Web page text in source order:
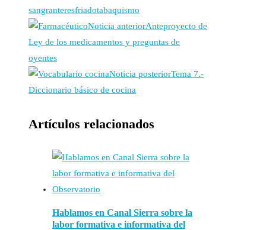
sangranteresfriadotabaquismo
Noticia anteriorAnteproyecto de
Ley de los medicamentos y preguntas de
oyentes
Noticia posteriorTema 7.-
Diccionario básico de cocina
Artículos relacionados
Hablamos en Canal Sierra sobre la
labor formativa e informativa del